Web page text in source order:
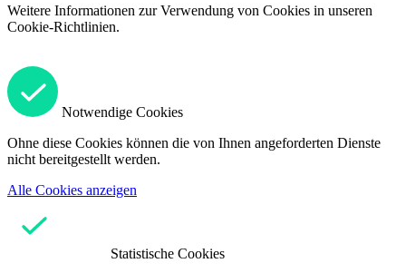
Weitere Informationen zur Verwendung von Cookies in unseren
Cookie-Richtlinien.
Notwendige Cookies
Ohne diese Cookies können die von Ihnen angeforderten Dienste
nicht bereitgestellt werden.
Alle Cookies anzeigen
Statistische Cookies